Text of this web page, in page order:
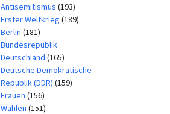
Antisemitismus (193)
Erster Weltkrieg (189)
Berlin (181)
Bundesrepublik
Deutschland (165)
Deutsche Demokratische
Republik (DDR) (159)
Frauen (156)
Wahlen (151)